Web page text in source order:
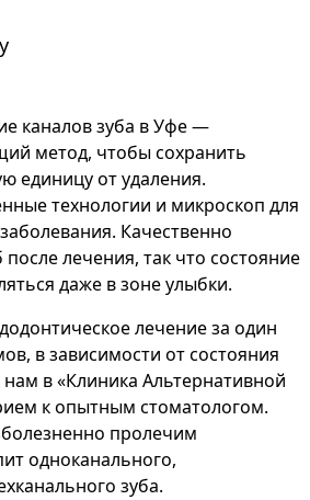
каналов зуба в Уфе —
метод, чтобы сохранить
единицу от удаления.
технологии и микроскоп для
Качественно
лечения, так что состояние
даже в зоне улыбки.
лечение за один
в зависимости от состояния
в «Клиника Альтернативной
к опытным стоматологом.
пролечим
одноканального,
зуба.